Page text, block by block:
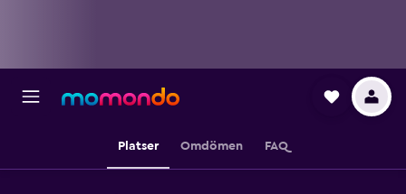
Platser Omdömen FAQ